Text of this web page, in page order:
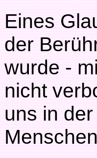
Eines
der
wurde -
nicht
uns in